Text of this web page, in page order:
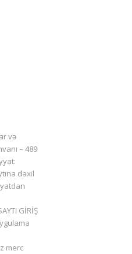
və
– 489
daxil
GİRİŞ
merc